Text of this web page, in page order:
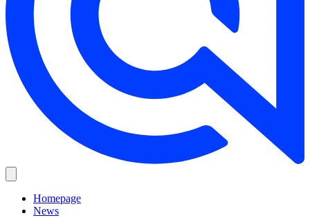
Homepage
News